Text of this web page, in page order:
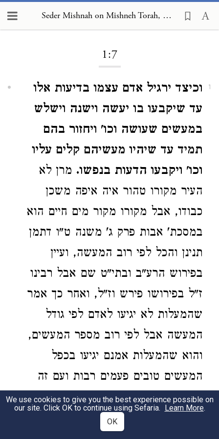
Seder Mishnah on Mishneh Torah, Human Dispositions 1:7
1:7
1
וכיצד ירגיל אדם עצמו בדיעות אלו
עד שיקבעו בו יעשה וישנה וישלש
במעשים שעושה וכו' ויחזור בהם
תמיד עד שיהיו מעשיהם קלים עליו
וכו' ויקבעו הדעות בנפשו. מרן לא
העיר מקורו טהור איה איפה משכן
כבודו, אבל מקורו מקור מים חיים הוא
במסכת' אבות פרק ג' משנה ט"ו דתמן
תנינן והכל לפי רוב המעשה, ועיין
בפירוש הרע"ב ובתי"ט שם אבל רבינו
ז"ל בפירושו פירש וז"ל, ואחר כך אמר
שהמעלות לא יגיעו לאדם לפי גודל
המעשה אבל לפי רוב מספר המעשים,
והוא שהמעלות אמנם יגיעו בכפל
המעשים טובים פעמים רבות ועם זה
יגיעו קנין חזק, לא כשיעשה האדם פעל
אחד גדול מפעולות הטובות, כי בזה
We use cookies to give you the best experience possible on
our site. Click OK to continue using Sefaria. Learn More.
OK